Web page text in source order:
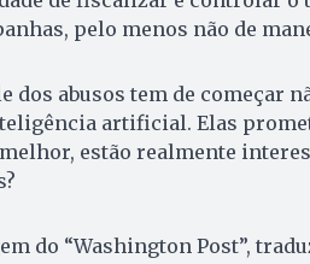
pelo menos não de
dos abusos tem de começar
artificial. Elas
estão realmente
do “Washington Post”,